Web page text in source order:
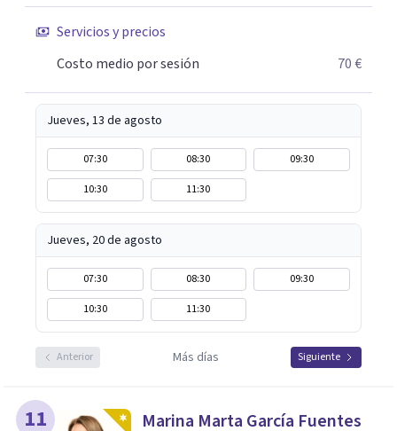
seguro donde sentirte escuchado/a, comprendido/a y
acompañado/a, a tu ritmo, con herramientas prácticas
que te ayuden a generar cambios reales y sostenibles en
Servicios y precios
Costo medio por sesión
70 €
Jueves, 13 de agosto
07:30 08:30
09:30
10:30
11:30
Jueves, 20 de agosto
07:30 08:30
09:30
10:30
11:30
Anterior Más días Siguiente
11 Marina Marta García Fuentes